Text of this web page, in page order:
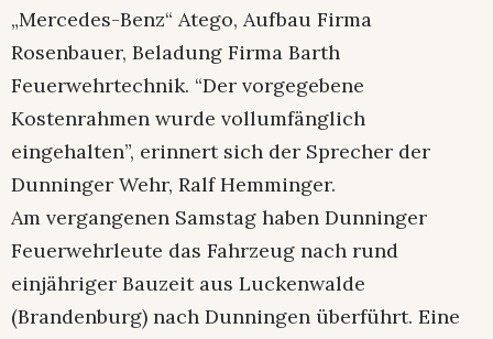
„Mercedes-Benz“ Atego, Aufbau Firma
Rosenbauer, Beladung Firma Barth
Feuerwehrtechnik. “Der vorgegebene
Kostenrahmen wurde vollumfänglich
eingehalten”, erinnert sich der Sprecher der
Dunninger Wehr, Ralf Hemminger.
Am vergangenen Samstag haben Dunninger
Feuerwehrleute das Fahrzeug nach rund
einjähriger Bauzeit aus Luckenwalde
(Brandenburg) nach Dunningen überführt. Eine